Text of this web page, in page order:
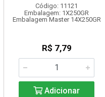
Código: 11121
Embalagem: 1X250GR
Embalagem Master 14X250GR
R$ 7,79
Adicionar